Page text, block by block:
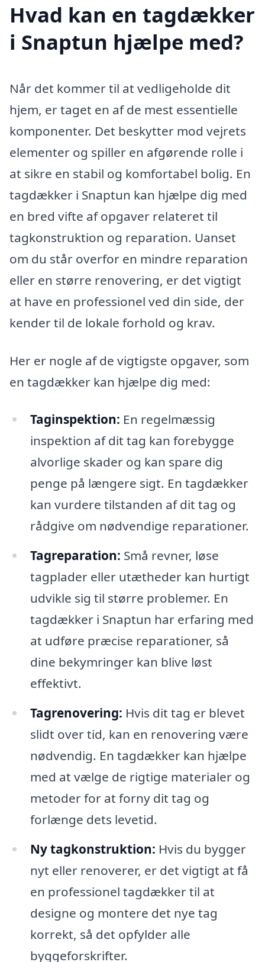
Hvad kan en tagdækker
i Snaptun hjælpe med?
Når det kommer til at vedligeholde dit
hjem, er taget en af de mest essentielle
komponenter. Det beskytter mod vejrets
elementer og spiller en afgørende rolle i
at sikre en stabil og komfortabel bolig. En
tagdækker i Snaptun kan hjælpe dig med
en bred vifte af opgaver relateret til
tagkonstruktion og reparation. Uanset
om du står overfor en mindre reparation
eller en større renovering, er det vigtigt
at have en professionel ved din side, der
kender til de lokale forhold og krav.
Her er nogle af de vigtigste opgaver, som
en tagdækker kan hjælpe dig med:
Taginspektion: En regelmæssig
inspektion af dit tag kan forebygge
alvorlige skader og kan spare dig
penge på længere sigt. En tagdækker
kan vurdere tilstanden af dit tag og
rådgive om nødvendige reparationer.
Tagreparation: Små revner, løse
tagplader eller utætheder kan hurtigt
udvikle sig til større problemer. En
tagdækker i Snaptun har erfaring med
at udføre præcise reparationer, så
dine bekymringer kan blive løst
effektivt.
Tagrenovering: Hvis dit tag er blevet
slidt over tid, kan en renovering være
nødvendig. En tagdækker kan hjælpe
med at vælge de rigtige materialer og
metoder for at forny dit tag og
forlænge dets levetid.
Ny tagkonstruktion: Hvis du bygger
nyt eller renoverer, er det vigtigt at få
en professionel tagdækker til at
designe og montere det nye tag
korrekt, så det opfylder alle
byggeforskrifter.